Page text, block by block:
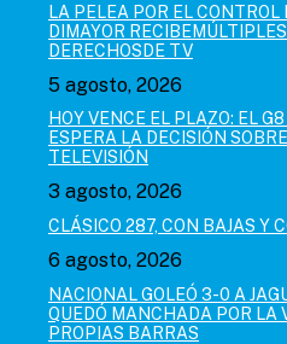
LA PELEA POR EL
DIMAYOR
DERECHOSDE TV
5 agosto, 2026
HOY VENCE EL PLAZO: EL
ESPERA LA DECISIÓN
TELEVISIÓN
3 agosto, 2026
CLÁSICO 287, CON BAJAS Y
6 agosto, 2026
NACIONAL GOLEÓ 3-0 A
QUEDÓ MANCHADA POR LA
PROPIAS BARRAS